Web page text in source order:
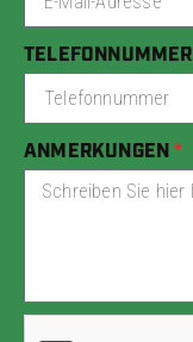
TELEFONNUMMER
ANMERKUNGEN